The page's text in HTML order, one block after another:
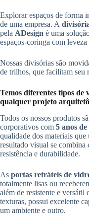
Explorar espaços de forma
de uma empresa. A
pela ADesign é uma
espaços-coringa com
Nossas divisórias são
de trilhos, que facilitam seu
Temos diferentes tipos de
qualquer projeto
Todos os nossos produtos
corporativos com 5 anos
qualidade dos materiais
resultado visual se
resistência e durabilidade.
As portas retráteis de
totalmente lisas ou
além de resistente e versátil
texturas, possui excelente
um ambiente e outro.